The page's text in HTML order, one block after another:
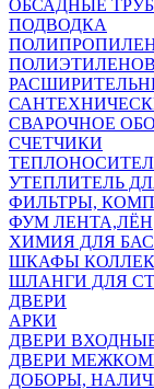
ОБСАДНЫЕ
ПОДВОДКА
СВАРОЧНОЕ
СЧЕТЧИКИ
УТЕПЛИТЕЛЬ
ФИЛЬТРЫ,
ФУМ ЛЕНТА,ЛЁН
ХИМИЯ ДЛЯ
ШКАФЫ
ШЛАНГИ ДЛЯ
ДВЕРИ
АРКИ
ДВЕРИ
ДВЕРИ
ДОБОРЫ,